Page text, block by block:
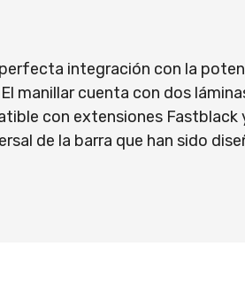
integración con la
manillar cuenta con dos
con extensiones Fastblack
de la barra que han sido